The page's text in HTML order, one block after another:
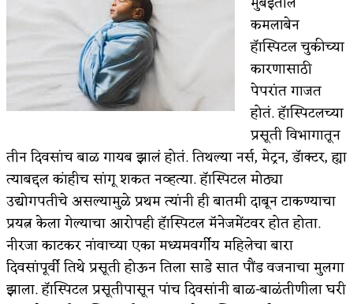
किती घोषणांचा पाऊस होता
कसं हुईन तं हू माय…
काळजाचे प्रेत
चमकदार चांदी
आदिवासींचा डॉक्टर, समाजसेवेचा ध्यास : डॉ. राहुल
जोशी
डेंग्यू: ताप उतरला म्हणजे धोका टळला असे नाही!
४ जुलै – इतिहासात घडलेल्या महत्त्वाच्या घटना
सुवर्ण – झळाळी
कमलाबेन
हॅास्पिटल चुकीच्या
कारणासाठी
पेपरांत गाजत
होतं. हॅास्पिटलच्या
प्रसूती विभागातून
तीन दिवसांच बाळ गायब झालं होतं. तिथल्या नर्स, मेट्रन, डॅाक्टर, ह्या
त्याबद्दल कांहीच सांगू शकत नव्हत्या. हॅास्पिटल मोठ्या
उद्योगपतीचे असल्यामुळे प्रथम त्यांनी ही बातमी दाबून टाकण्याचा
प्रयत्न केला गेल्याचा आरोपही हॅास्पिटल मॅनेजमेंटवर होत होता.
नीरजा काटकर नांवाच्या एका मध्यमवर्गीय महिलेचा बारा
दिवसांपूर्वी तिथे प्रसूती होऊन तिला साडे सात पौंड वजनाचा मुलगा
झाला. हॅास्पिटल प्रसूतीपासून पांच दिवसांनी बाळ-बाळंतीणीला घरी